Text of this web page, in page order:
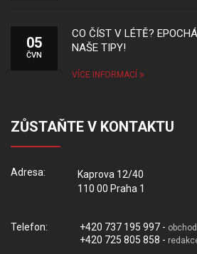
05
ČVN
CO ČÍST V LÉTĚ?
NAŠE TIPY!
VÍCE INFORMACÍ
ZŮSTAŇTE V KONTAKTU
Adresa:
Kaprova 12/40
110 00 Praha 1
Telefon: +420 737 195 997 - obchod
+420 725 805 858 -